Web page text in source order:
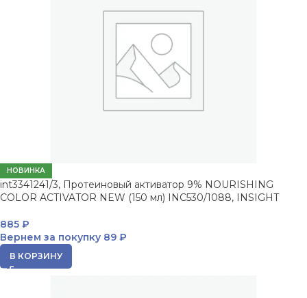
НОВИНКА
int3341241/3, Протеиновый активатор 9% NOURISHING
COLOR ACTIVATOR NEW (150 мл) INC530/1088, INSIGHT
885 ₽
Вернем за покупку 89 ₽
В КОРЗИНУ